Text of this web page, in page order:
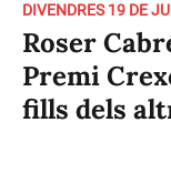
DIVENDRES 19 DE
Roser
Premi
fills dels